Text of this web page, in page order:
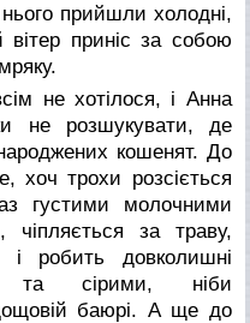
нього прийшли холодні,
вітер приніс за собою
не хотілося, і Анна
не розшукувати, де
кошенят. До
хоч трохи розсіється
густими молочними
за траву,
робить довколишні
та сірими, ніби
баюрі. А ще до